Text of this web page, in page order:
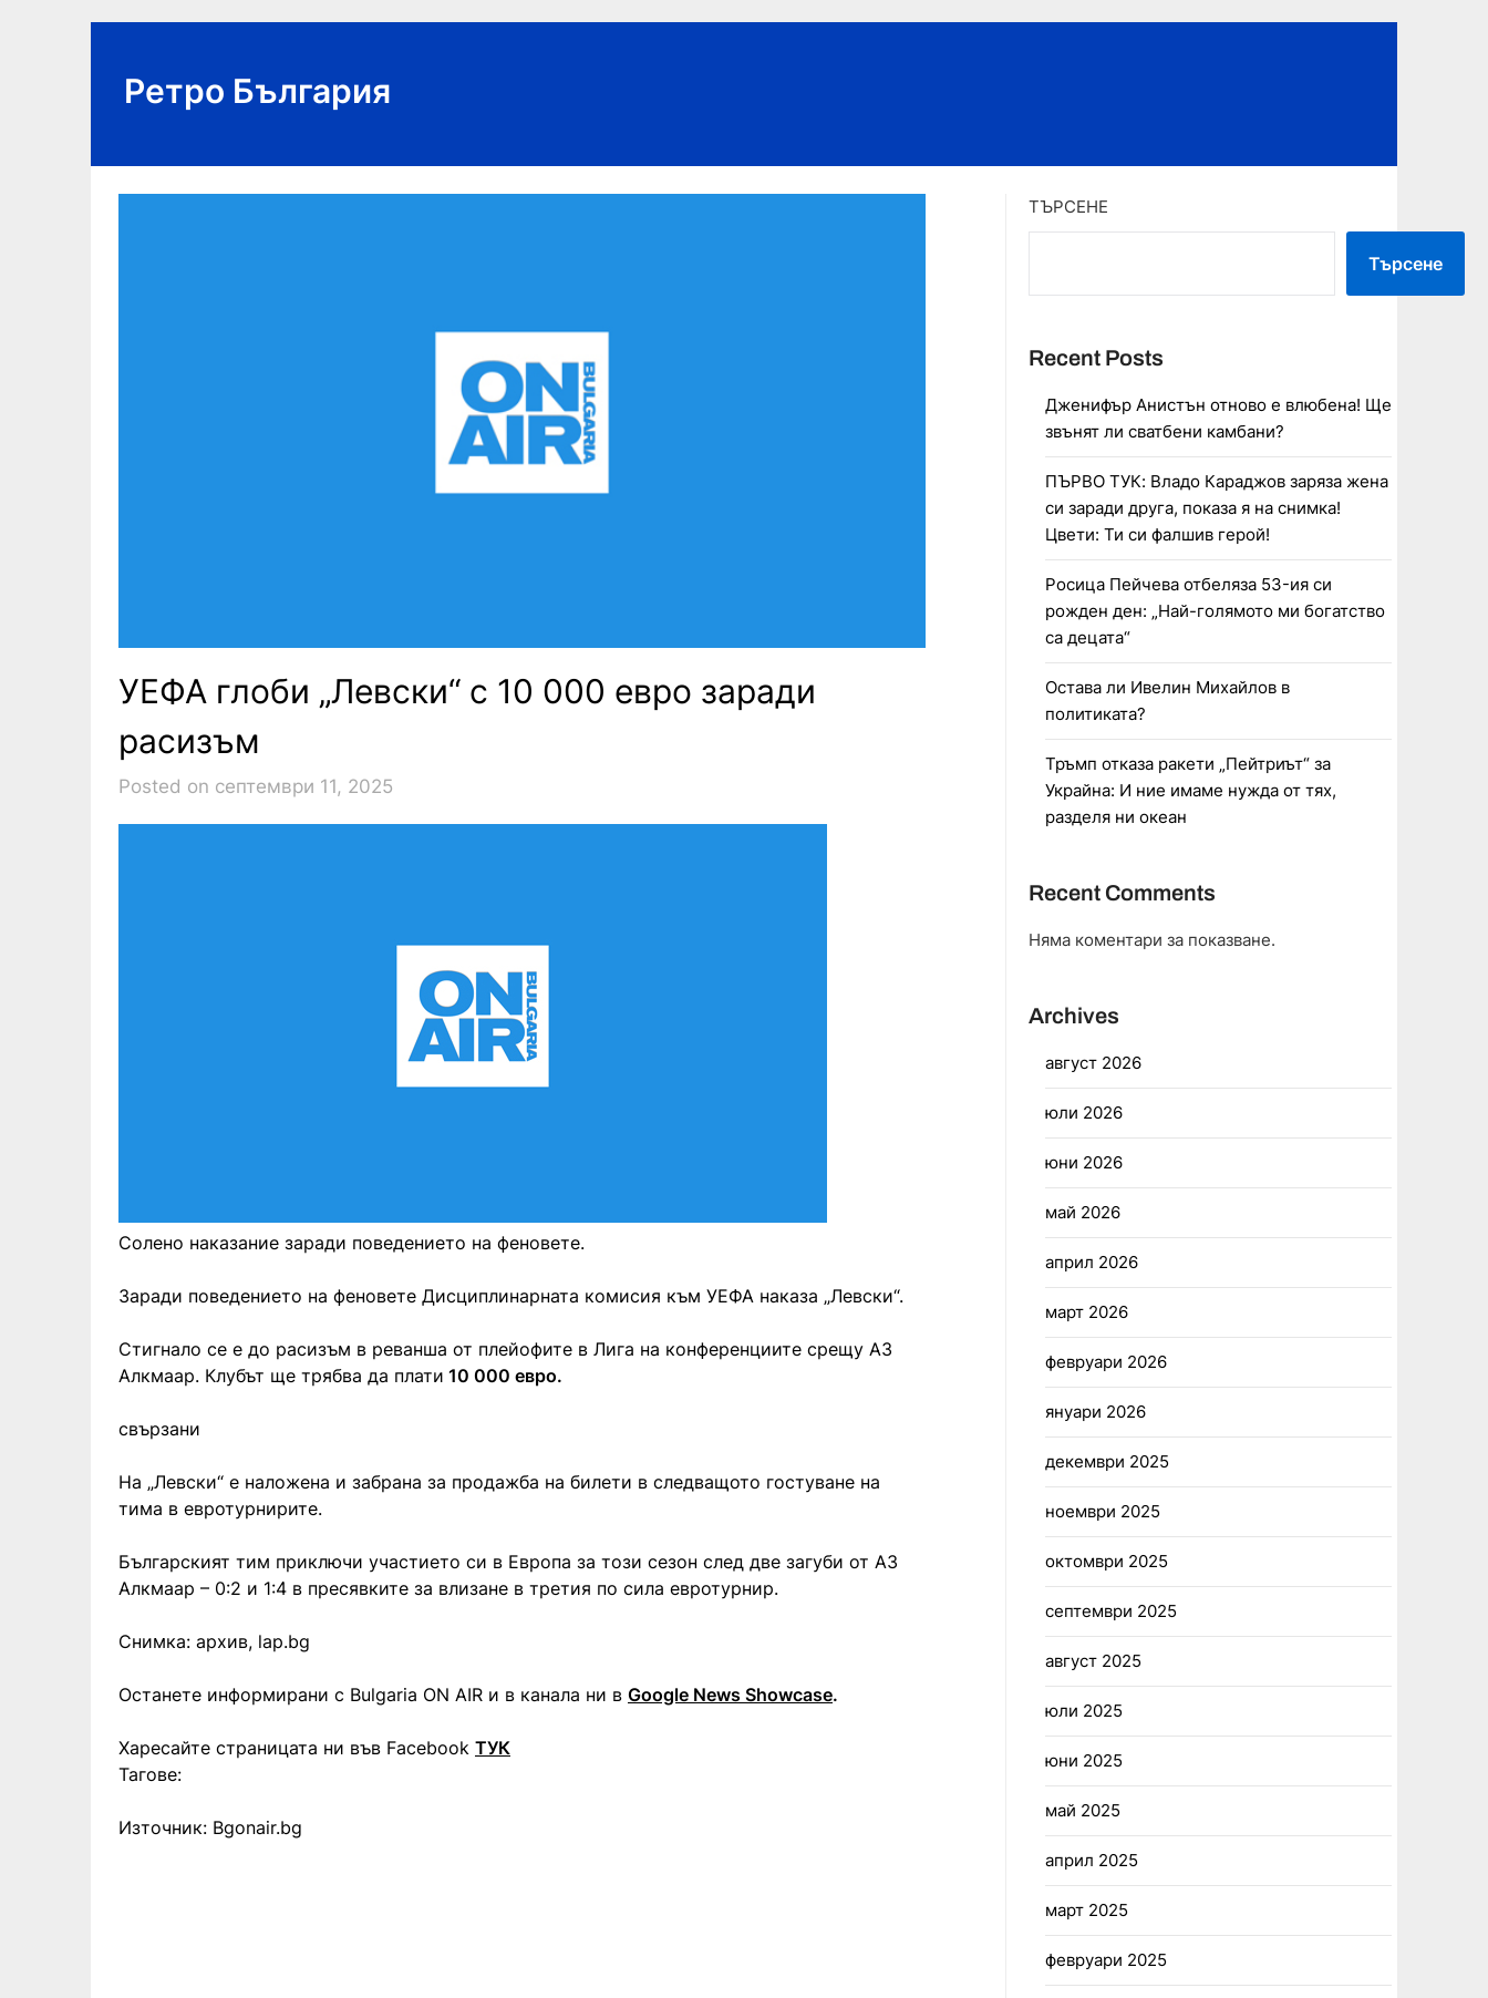
Ретро България
УЕФА глоби „Левски“ с 10 000 евро заради
расизъм
Posted on септември 11, 2025
Солено наказание заради поведението на феновете.
Заради поведението на феновете Дисциплинарната комисия към УЕФА наказа „Левски“.
Стигнало се е до расизъм в реванша от плейофите в Лига на конференциите срещу АЗ
Алкмаар. Клубът ще трябва да плати 10 000 евро.
свързани
На „Левски“ е наложена и забрана за продажба на билети в следващото гостуване на
тима в евротурнирите.
Българският тим приключи участието си в Европа за този сезон след две загуби от АЗ
Алкмаар – 0:2 и 1:4 в пресявките за влизане в третия по сила евротурнир.
Снимка: архив, lap.bg
Останете информирани с Bulgaria ON AIR и в канала ни в Google News Showcase.
Харесайте страницата ни във Facebook ТУК
Тагове:
Източник: Bgonair.bg
ТЪРСЕНЕ
Търсене
Recent Posts
Дженифър Анистън отново е влюбена! Ще
звънят ли сватбени камбани?
ПЪРВО ТУК: Владо Караджов заряза жена
си заради друга, показа я на снимка!
Цвети: Ти си фалшив герой!
Росица Пейчева отбеляза 53-ия си
рожден ден: „Най-голямото ми богатство
са децата“
Остава ли Ивелин Михайлов в
политиката?
Тръмп отказа ракети „Пейтриът“ за
Украйна: И ние имаме нужда от тях,
разделя ни океан
Recent Comments
Няма коментари за показване.
Archives
август 2026
юли 2026
юни 2026
май 2026
април 2026
март 2026
февруари 2026
януари 2026
декември 2025
ноември 2025
октомври 2025
септември 2025
август 2025
юли 2025
юни 2025
май 2025
април 2025
март 2025
февруари 2025